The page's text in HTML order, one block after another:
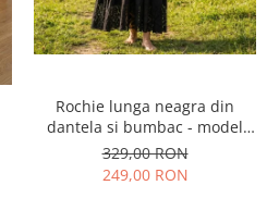
Rochie lunga neagra din
dantela si bumbac - model
elegant vaporoasa
329,00 RON
249,00 RON